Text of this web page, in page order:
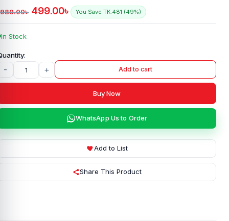
980.00৳ 499.00৳ You Save TK.481 (49%)
In Stock
- + Add to cart
Buy Now
WhatsApp Us to Order
Add to List
Share This Product